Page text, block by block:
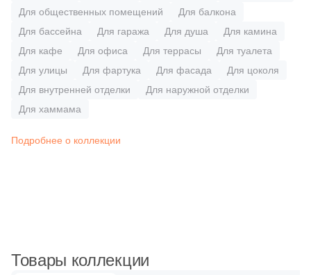
Бежевая
Серая
Синяя и голубая
Моноколор
Для общественных помещений
Для балкона
Для бассейна
Для гаража Для душа
Для камина
Для кафе
Для офиса Для террасы
Для туалета
Для улицы
Для фартука Для фасада
Для цоколя
Для внутренней отделки
Для наружной отделки
Для хаммама
Подробнее о коллекции
Товары коллекции